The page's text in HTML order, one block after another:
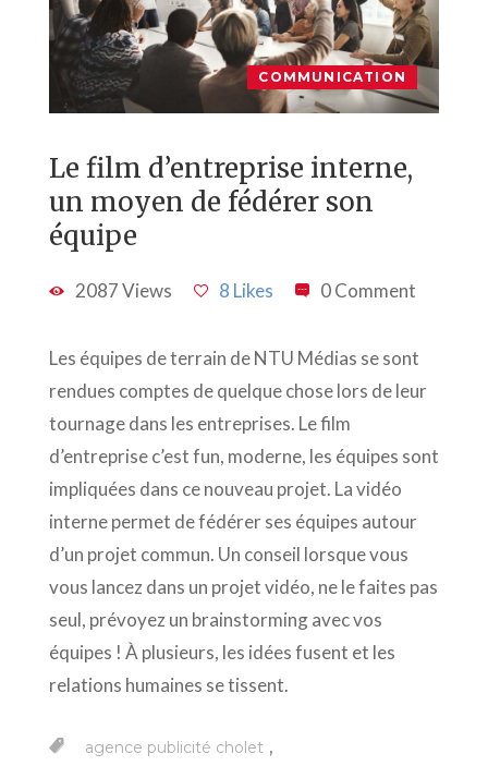
COMMUNICATION
Le film d’entreprise interne,
un moyen de fédérer son
équipe
2087 Views 8 Likes 0 Comment
Les équipes de terrain de NTU Médias se sont
rendues comptes de quelque chose lors de leur
tournage dans les entreprises. Le film
d’entreprise c’est fun, moderne, les équipes sont
impliquées dans ce nouveau projet. La vidéo
interne permet de fédérer ses équipes autour
d’un projet commun. Un conseil lorsque vous
vous lancez dans un projet vidéo, ne le faites pas
seul, prévoyez un brainstorming avec vos
équipes ! À plusieurs, les idées fusent et les
relations humaines se tissent.
agence publicité cholet ,